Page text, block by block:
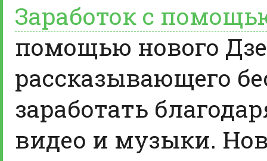
Заработок с
помощью нового
рассказывающего
заработать
видео и музыки.